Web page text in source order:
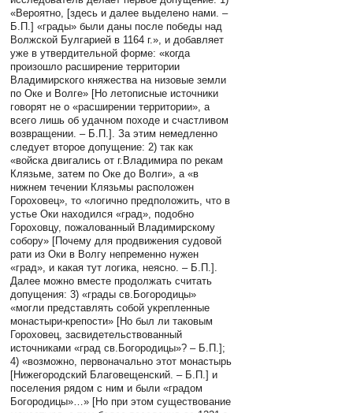
«Вероятно, [здесь и далее выделено нами. –
Б.П.] «грады» были даны после победы над
Волжской Булгарией в 1164 г.», и добавляет
уже в утвердительной форме: «когда
произошло расширение территории
Владимирского княжества на низовые земли
по Оке и Волге» [Но летописные источники
говорят не о «расширении территории», а
всего лишь об удачном походе и счастливом
возвращении. – Б.П.]. За этим немедленно
следует второе допущение: 2) так как
«войска двигались от г.Владимира по рекам
Клязьме, затем по Оке до Волги», а «в
нижнем течении Клязьмы расположен
Гороховец», то «логично предположить, что в
устье Оки находился «град», подобно
Гороховцу, пожалованный Владимирскому
собору» [Почему для продвижения судовой
рати из Оки в Волгу непременно нужен
«град», и какая тут логика, неясно. – Б.П.].
Далее можно вместе продолжать считать
допущения: 3) «грады св.Богородицы»
«могли представлять собой укрепленные
монастыри-крепости» [Но был ли таковым
Гороховец, засвидетельствованный
источниками «град св.Богородицы»? – Б.П.];
4) «возможно, первоначально этот монастырь
[Нижегородский Благовещенский. – Б.П.] и
поселения рядом с ним и были «градом
Богородицы»…» [Но при этом существование